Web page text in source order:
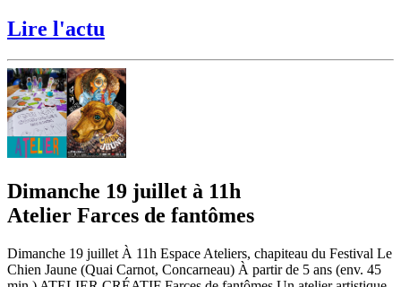
Lire l'actu
Dimanche 19 juillet à 11h
Atelier Farces de fantômes
Dimanche 19 juillet À 11h Espace Ateliers, chapiteau du Festival Le
Chien Jaune (Quai Carnot, Concarneau) À partir de 5 ans (env. 45